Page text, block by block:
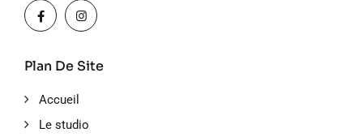
Plan De Site
Accueil
Le studio